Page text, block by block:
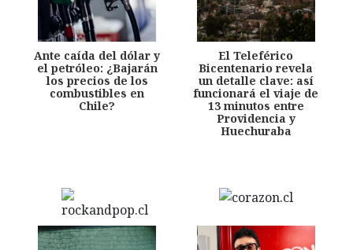
Ante caída del dólar y
el petróleo: ¿Bajarán
los precios de los
combustibles en
Chile?
El Teleférico
Bicentenario revela
un detalle clave: así
funcionará el viaje de
13 minutos entre
Providencia y
Huechuraba